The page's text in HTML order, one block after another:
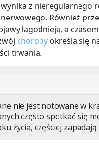
z nieregularnego
Również
łagodnieją, a
choroby określa się
trwania.
nie jest notowane w
często spotkać się
życia, częściej